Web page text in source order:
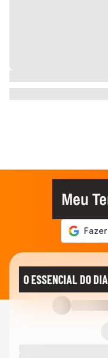
Meu
O ESSENCIAL DO DIA